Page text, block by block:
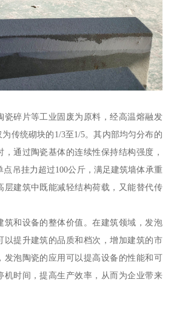
瓷碎片等工业固废为原料，经高温熔融发
传统砌块的1/3至1/5。其内部均匀分布的
通过陶瓷基体的连续性保持结构强度，
点吊挂力超过100公斤，满足建筑墙体承重
层建筑中既能减轻结构荷载，又能替代传
筑和设备的整体价值。在建筑领域，发泡
以提升建筑的品质和档次，增加建筑的市
发泡陶瓷的应用可以提高设备的性能和可
机时间，提高生产效率，从而为企业带来